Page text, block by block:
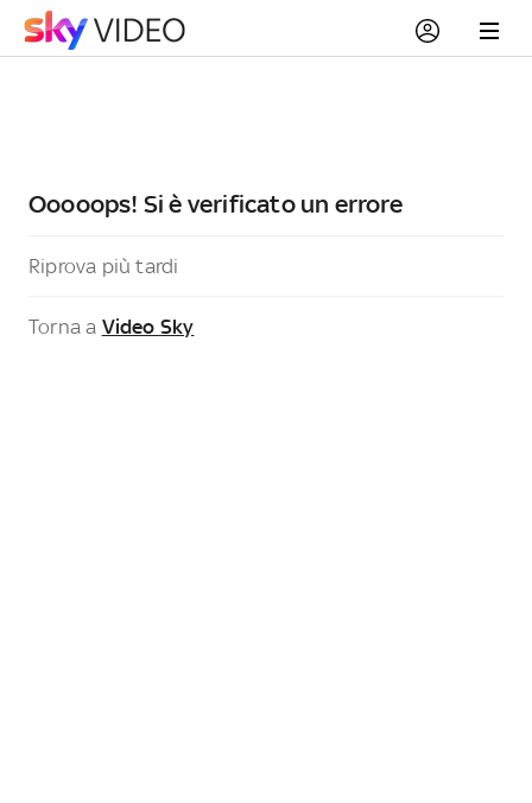
Ooooops! Si è verificato un errore
Riprova più tardi
Torna a Video Sky